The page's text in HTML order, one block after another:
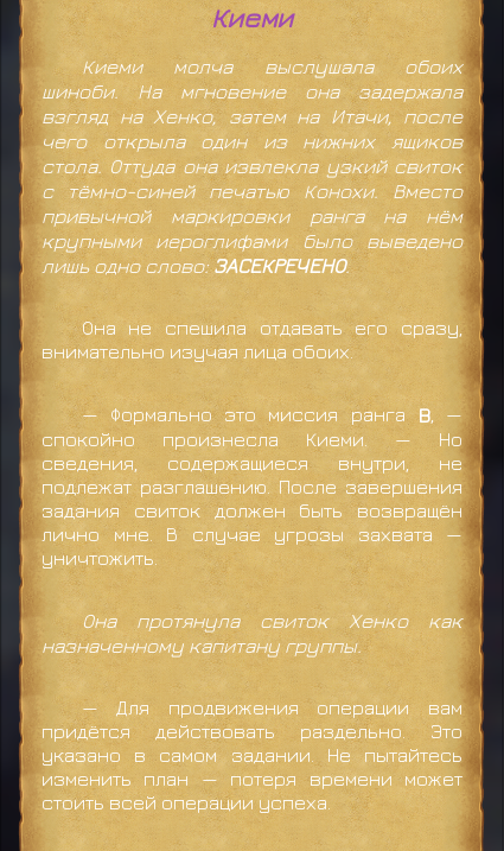
Киеми
Киеми молча выслушала обоих
шиноби. На мгновение она задержала
взгляд на Хенко, затем на Итачи, после
чего открыла один из нижних ящиков
стола. Оттуда она извлекла узкий свиток
с тёмно-синей печатью Конохи. Вместо
привычной маркировки ранга на нём
крупными иероглифами было выведено
лишь одно слово:ЗАСЕКРЕЧЕНО.
Она не спешила отдавать его сразу,
внимательно изучая лица обоих.
— Формально это миссия ранга B, —
спокойно произнесла Киеми. — Но
сведения, содержащиеся внутри, не
подлежат разглашению. После завершения
задания свиток должен быть возвращён
лично мне. В случае угрозы захвата —
уничтожить.
Она протянула свиток Хенко как
назначенному капитану группы.
— Для продвижения операции вам
придётся действовать раздельно. Это
указано в самом задании. Не пытайтесь
изменить план — потеря времени может
стоить всей операции успеха.